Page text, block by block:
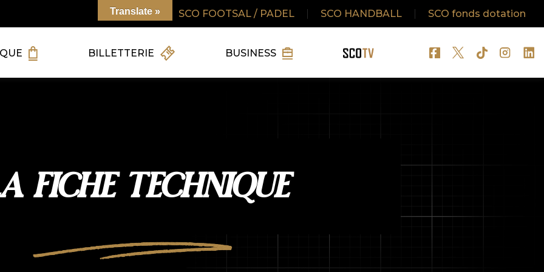
SCO FOOTSAL / PADEL SCO HANDBALL SCO fonds dotation
BILLETTERIE BUSINESS
FICHE TECHNIQUE
Translate »